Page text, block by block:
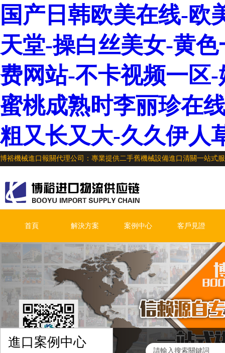
国产日韩欧美在线-欧
天堂-操白丝美女-黄
费网站-不卡视频一区
蜜桃成熟时李丽珍在
粗又长又大-久久伊人
博裕機械進口報關代理公司：專業提供二手舊機械設備進口清關一站式
首頁 解決方案 案例中心 客戶見證
進口案例中心